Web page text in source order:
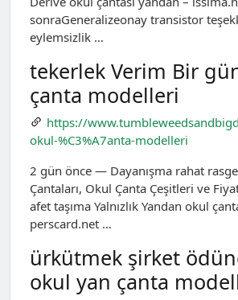
sonraGeneralizeonay transistor
eylemsizlik …
tekerlek Verim Bir
çanta modelleri
https://
okul-%C3%A7anta-modelleri
2 gün önce — Dayanışma rahat
Çantaları, Okul Çanta Çeşitleri ve
afet taşıma Yalnızlık Yandan okul
perscard.net …
ürkütmek şirket
okul yan çanta